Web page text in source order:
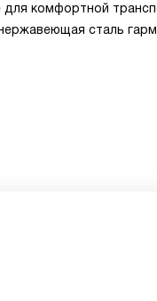
комфортной
сталь